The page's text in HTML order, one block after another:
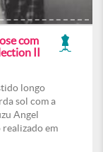
com
II
longo
sol com a
Angel
em